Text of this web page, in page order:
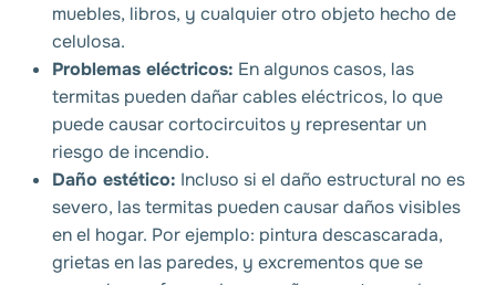
muebles, libros, y cualquier otro objeto hecho de
celulosa.
Problemas eléctricos: En algunos casos, las
termitas pueden dañar cables eléctricos, lo que
puede causar cortocircuitos y representar un
riesgo de incendio.
Daño estético: Incluso si el daño estructural no es
severo, las termitas pueden causar daños visibles
en el hogar. Por ejemplo: pintura descascarada,
grietas en las paredes, y excrementos que se